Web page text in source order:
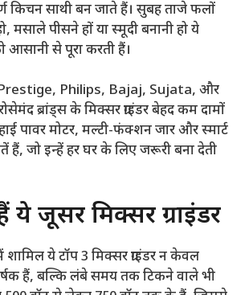
किचन साथी बन जाते हैं। सुबह ताजे फलों
मसाले पीसने हों या स्मूदी बनानी हो ये
से पूरा करती हैं।
Philips, Bajaj, Sujata, और
ब्रांड्स के मिक्सर ग्राइंडर बेहद कम दामों
पावर मोटर, मल्टी-फंक्शन जार और स्मार्ट
हैं, जो इन्हें हर घर के लिए जरूरी बना देती
ये जूसर मिक्सर ग्राइंडर
ये टॉप 3 मिक्सर ग्राइंडर न केवल
हैं, बल्कि लंबे समय तक टिकने वाले भी